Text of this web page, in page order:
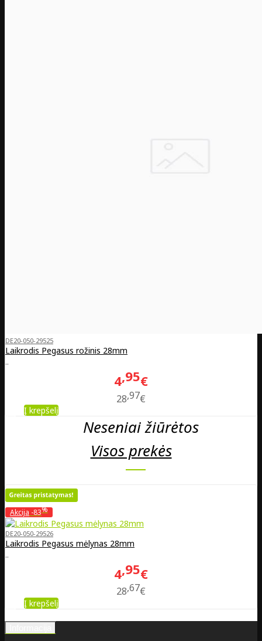
DE20-050-29525
Laikrodis Pegasus rožinis 28mm
..
4 95€
28 97€
Į krepšelį
Neseniai žiūrėtos
Visos prekės
Akcija -83%
DE20-050-29526
Laikrodis Pegasus mėlynas 28mm
..
4 95€
28 67€
Į krepšelį